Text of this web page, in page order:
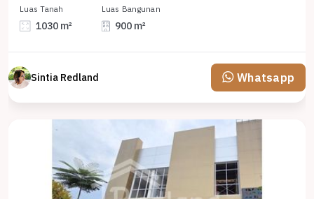
Luas Tanah
1030 m²
Luas Bangunan
900 m²
Sintia Redland Whatsapp